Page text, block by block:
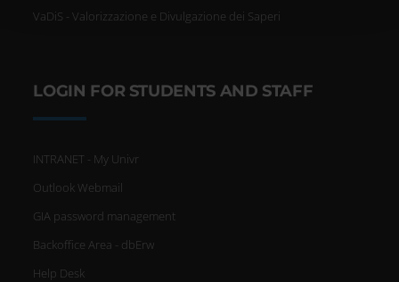
con altre informazioni che hai fornito loro o che hanno
VaDiS - Valorizzazione e Divulgazione dei Saperi
LOGIN FOR STUDENTS AND STAFF
INTRANET - My Univr
Outlook Webmail
GIA password management
Backoffice Area - dbErw
Help Desk